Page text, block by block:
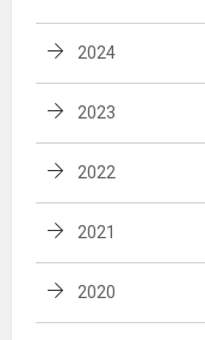
2024
2023
2022
2021
2020